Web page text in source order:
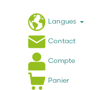
Langues
Contact
Compte
Panier